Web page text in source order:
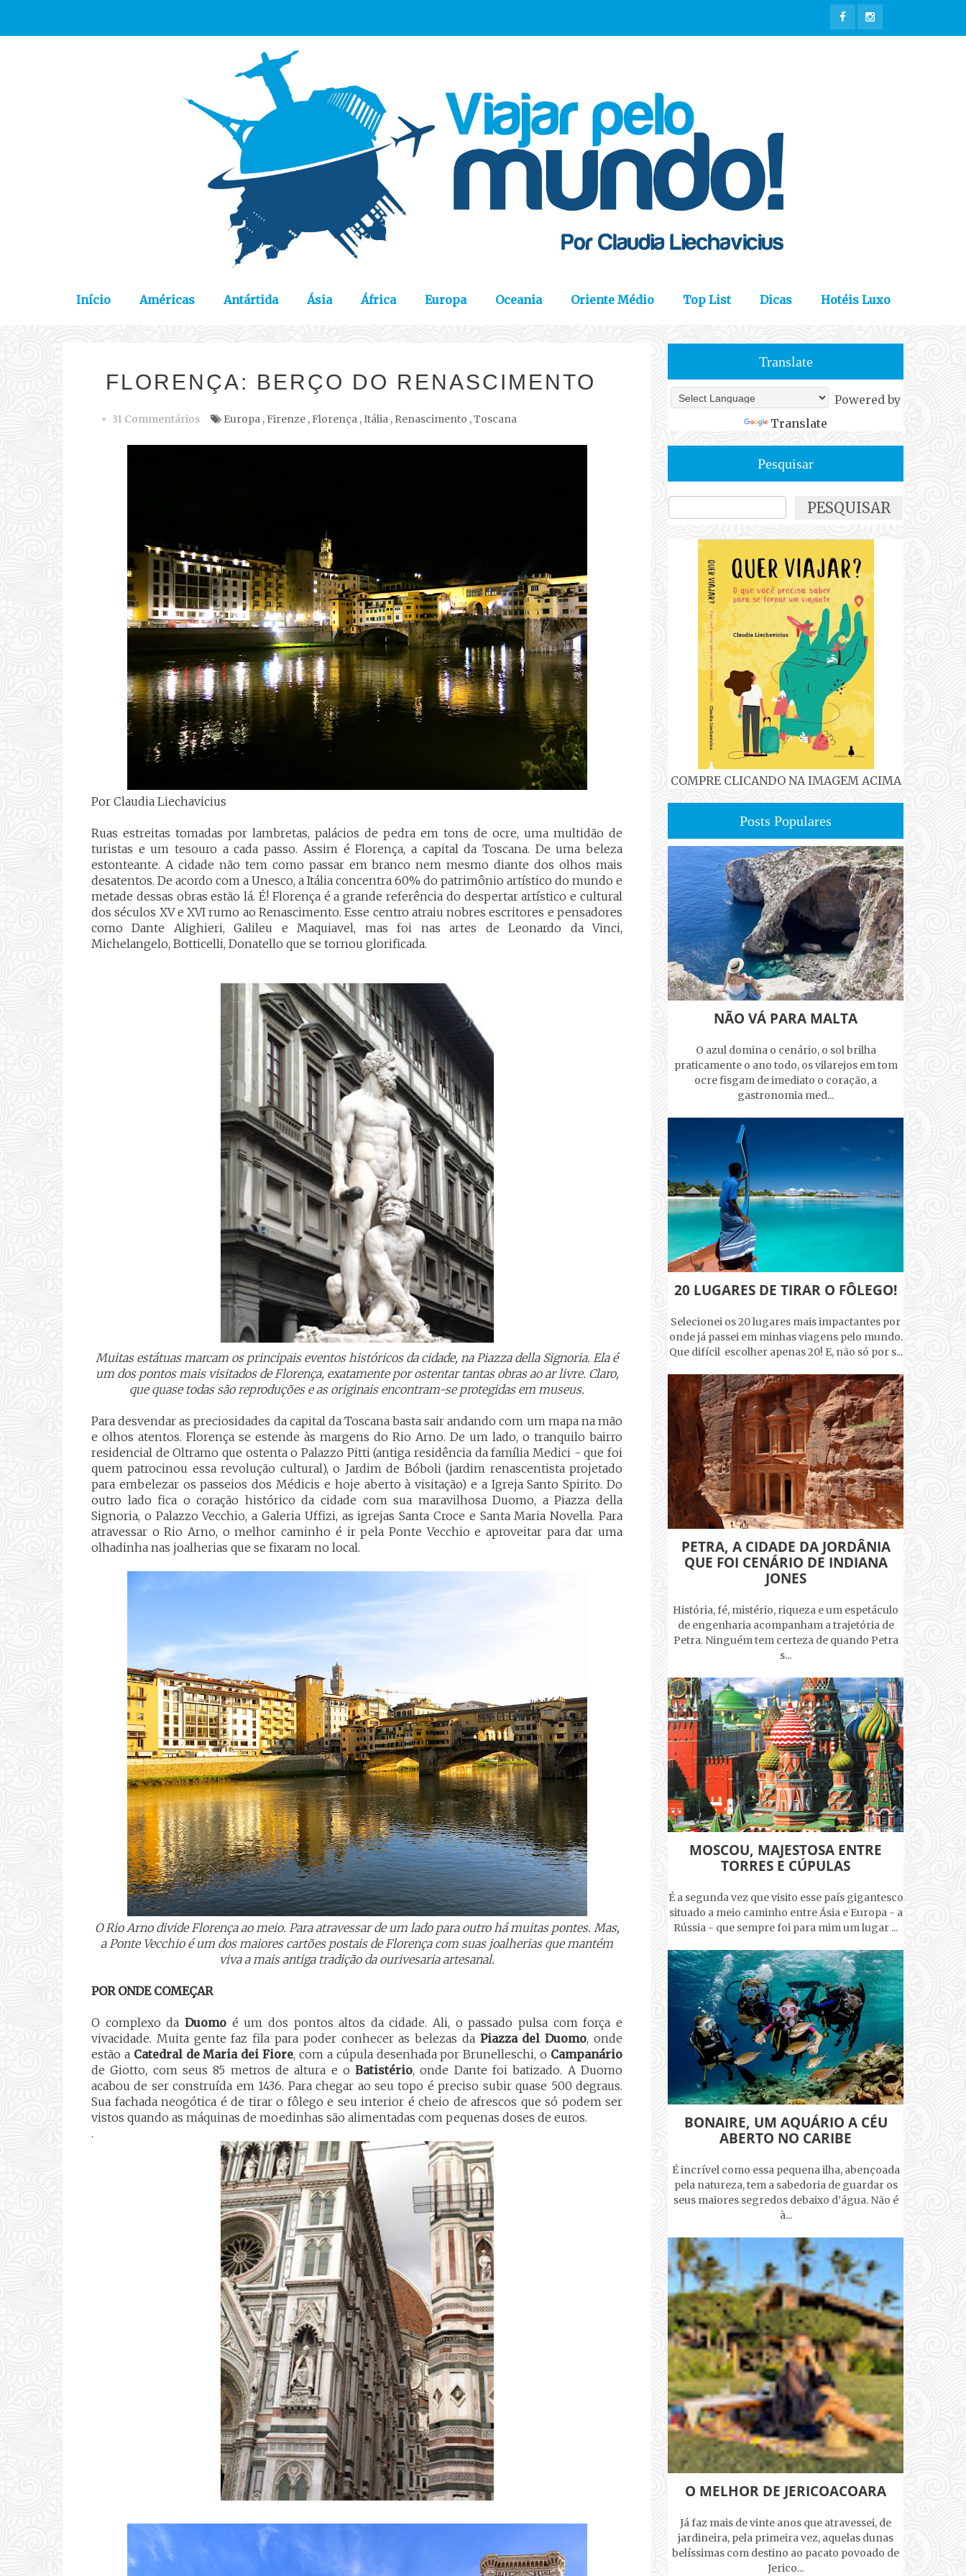
Início Américas Antártida Ásia África Europa Oceania Oriente Médio Top List Dicas Hotéis Luxo
FLORENÇA: BERÇO DO RENASCIMENTO
31 Commentários Europa , Firenze , Florença ,Itália , Renascimento ,Toscana
Por Claudia Liechavicius
Ruas estreitas tomadas por lambretas, palácios de pedra em tons de ocre, uma multidão de
turistas e um tesouro a cada passo. Assim é Florença, a capital da Toscana. De uma beleza
estonteante. A cidade não tem como passar em branco nem mesmo diante dos olhos mais
desatentos. De acordo com a Unesco, a Itália concentra 60% do patrimônio artístico do mundo e
metade dessas obras estão lá. É! Florença é a grande referência do despertar artístico e cultural
dos séculos XV e XVI rumo ao Renascimento. Esse centro atraiu nobres escritores e pensadores
como Dante Alighieri, Galileu e Maquiavel, mas foi nas artes de Leonardo da Vinci,
Michelangelo, Botticelli, Donatello que se tornou glorificada.
Muitas estátuas marcam os principais eventos históricos da cidade, na Piazza della Signoria. Ela é
um dos pontos mais visitados de Florença, exatamente por ostentar tantas obras ao ar livre. Claro,
que quase todas são reproduções e as originais encontram-se protegidas em museus.
Para desvendar as preciosidades da capital da Toscana basta sair andando com um mapa na mão
e olhos atentos. Florença se estende às margens do Rio Arno. De um lado, o tranquilo bairro
residencial de Oltramo que ostenta o Palazzo Pitti (antiga residência da família Medici - que foi
quem patrocinou essa revolução cultural), o Jardim de Bóboli (jardim renascentista projetado
para embelezar os passeios dos Médicis e hoje aberto à visitação) e a Igreja Santo Spirito. Do
outro lado fica o coração histórico da cidade com sua maravilhosa Duomo, a Piazza della
Signoria, o Palazzo Vecchio, a Galeria Uffizi, as igrejas Santa Croce e Santa Maria Novella. Para
atravessar o Rio Arno, o melhor caminho é ir pela Ponte Vecchio e aproveitar para dar uma
olhadinha nas joalherias que se fixaram no local.
O Rio Arno divide Florença ao meio. Para atravessar de um lado para outro há muitas pontes. Mas,
a Ponte Vecchio é um dos maiores cartões postais de Florença com suas joalherias que mantém
viva a mais antiga tradição da ourivesaria artesanal.
POR ONDE COMEÇAR
O complexo da Duomoé um dos pontos altos da cidade. Ali, o passado pulsa com força e
vivacidade. Muita gente faz fila para poder conhecer as belezas da Piazza del Duomo, onde
estão a Catedral de Maria dei Fiore, com a cúpula desenhada por Brunelleschi, o Campanário
de Giotto, com seus 85 metros de altura e oBatistério, onde Dante foi batizado. A Duomo
acabou de ser construída em 1436. Para chegar ao seu topo é preciso subir quase 500 degraus.
Sua fachada neogótica é de tirar o fôlego e seu interior é cheio de afrescos que só podem ser
vistos quando as máquinas de moedinhas são alimentadas com pequenas doses de euros.
.
Translate
Powered by
Translate
Pesquisar
COMPRE CLICANDO NA IMAGEM ACIMA
Posts Populares
NÃO VÁ PARA MALTA
O azul domina o cenário, o sol brilha
praticamente o ano todo, os vilarejos em tom
ocre fisgam de imediato o coração, a
gastronomia med...
20 LUGARES DE TIRAR O FÔLEGO!
Selecionei os 20 lugares mais impactantes por
onde já passei em minhas viagens pelo mundo.
Que difícil escolher apenas 20! E, não só por s...
PETRA, A CIDADE DA JORDÂNIA
QUE FOI CENÁRIO DE INDIANA
JONES
História, fé, mistério, riqueza e um espetáculo
de engenharia acompanham a trajetória de
Petra. Ninguém tem certeza de quando Petra
s...
MOSCOU, MAJESTOSA ENTRE
TORRES E CÚPULAS
É a segunda vez que visito esse país gigantesco
situado a meio caminho entre Ásia e Europa - a
Rússia - que sempre foi para mim um lugar ...
BONAIRE, UM AQUÁRIO A CÉU
ABERTO NO CARIBE
É incrível como essa pequena ilha, abençoada
pela natureza, tem a sabedoria de guardar os
seus maiores segredos debaixo d’água. Não é
à...
O MELHOR DE JERICOACOARA
Já faz mais de vinte anos que atravessei, de
jardineira, pela primeira vez, aquelas dunas
belíssimas com destino ao pacato povoado de
Jerico...